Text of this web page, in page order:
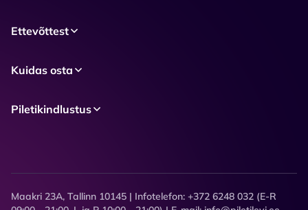
Ettevõttest
Kuidas osta
Piletikindlustus
Maakri 23A, Tallinn 10145 | Infotelefon: +372 6248 032 (E-R